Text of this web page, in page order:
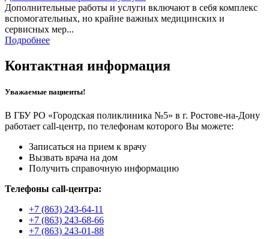
Дополнительные работы и услуги включают в себя комплекс
вспомогательных, но крайне важных медицинских и
сервисных мер...
Подробнее
Контактная информация
Уважаемые пациенты!
В ГБУ РО «Городская поликлиника №5» в г. Ростове-на-Дону
работает call-центр, по телефонам которого Вы можете:
Записаться на прием к врачу
Вызвать врача на дом
Получить справочную информацию
Телефоны call-центра:
+7 (863) 243-64-11
+7 (863) 243-68-66
+7 (863) 243-01-88